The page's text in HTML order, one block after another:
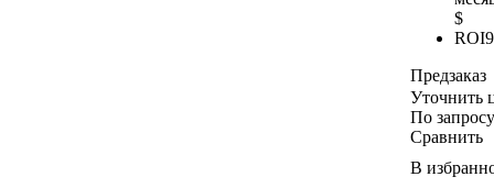
$
ROI
Предзаказ
Уточнить
По запросу
Сравнить
В